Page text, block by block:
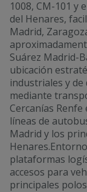
1008, CM-101 y
del Henares,
Madrid,
Suárez Madrid-
ubicación
industriales y
mediante
Cercanías
líneas de
Madrid y los
plataformas
accesos para
principales